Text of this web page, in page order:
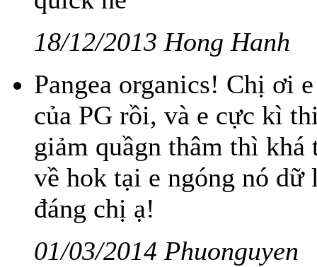
18/12/2013 Hong Hanh
Pangea organics! Chị ơi
của PG rồi, và e cực kì
giảm quầgn thâm thì
về hok tại e ngóng nó
đáng chị ạ!
01/03/2014 Phuonguyen